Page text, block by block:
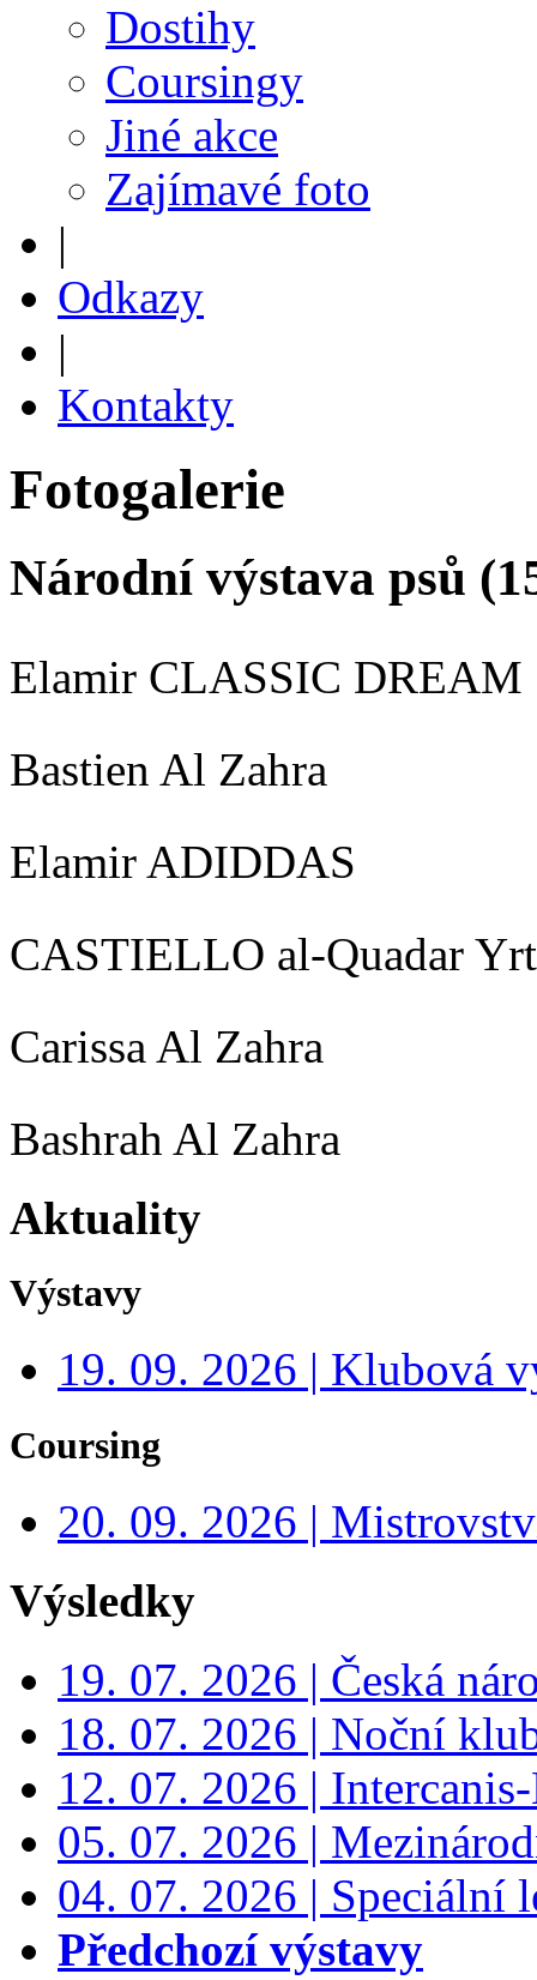
Dostihy
Coursingy
Jiné akce
Zajímavé foto
|
Odkazy
|
Kontakty
Fotogalerie
Národní výstava psů
Elamir CLASSIC DREAM
Bastien Al Zahra
Elamir ADIDDAS
CASTIELLO al-Quadar
Carissa Al Zahra
Bashrah Al Zahra
Aktuality
Výstavy
19. 09. 2026 | Klubová
Coursing
20. 09. 2026 |
Výsledky
19. 07. 2026 | Česká
18. 07. 2026 | Noční
12. 07. 2026 |
05. 07. 2026 |
04. 07. 2026 | Speciální
Předchozí výstavy